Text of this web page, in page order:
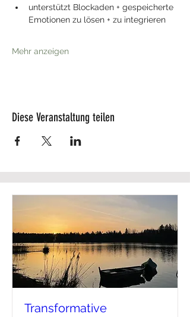
unterstützt Blockaden + gespeicherte
Emotionen zu lösen + zu integrieren
Mehr anzeigen
Diese Veranstaltung teilen
Transformative